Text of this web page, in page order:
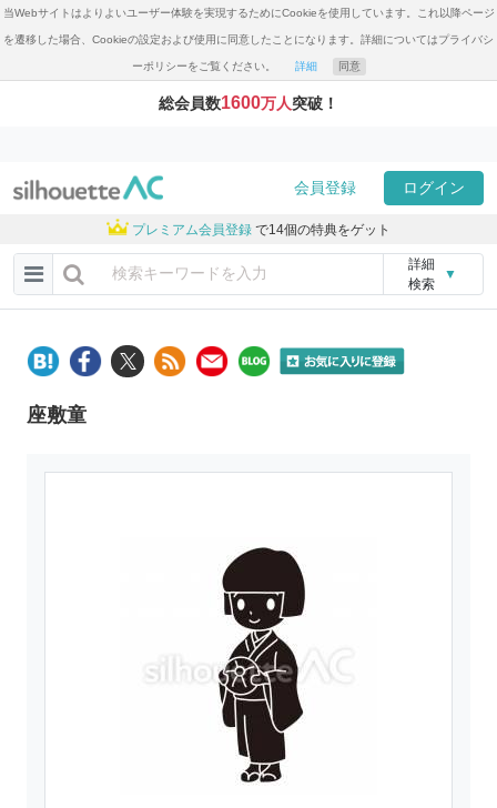
当Webサイトはよりよいユーザー体験を実現するためにCookieを使用しています。これ以降ページ
を遷移した場合、Cookieの設定および使用に同意したことになります。詳細についてはプライバシ
ーポリシーをご覧ください。 詳細 同意
総会員数1600万人突破！
会員登録 ログイン
プレミアム会員登録 で14個の特典をゲット
詳細
検索
▼
座敷童